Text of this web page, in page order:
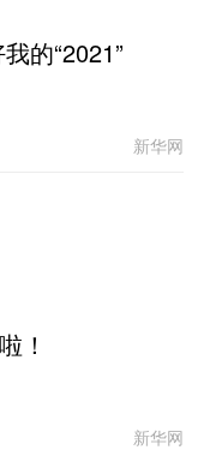
的“2021”
新华网
！
新华网